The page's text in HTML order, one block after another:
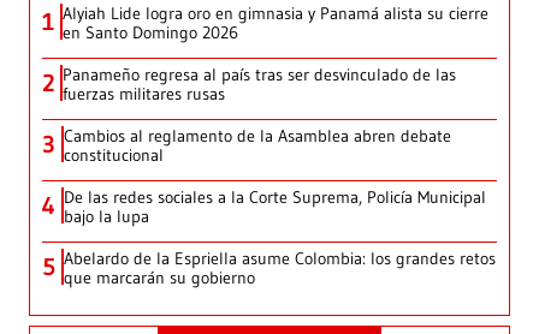
1 Alyiah Lide logra oro en gimnasia y Panamá alista su cierre
en Santo Domingo 2026
2 Panameño regresa al país tras ser desvinculado de las
fuerzas militares rusas
3 Cambios al reglamento de la Asamblea abren debate
constitucional
4 De las redes sociales a la Corte Suprema, Policía Municipal
bajo la lupa
5 Abelardo de la Espriella asume Colombia: los grandes retos
que marcarán su gobierno